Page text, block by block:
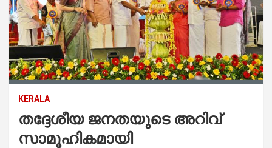
KERALA
തദ്ദേശീയ ജനതയുടെ അറിവ്
സാമൂഹികമായി